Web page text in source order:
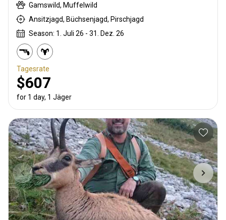
Gamswild, Muffelwild
Ansitzjagd, Büchsenjagd, Pirschjagd
Season: 1. Juli 26 - 31. Dez. 26
Tagesrate
$607
for 1 day, 1 Jäger